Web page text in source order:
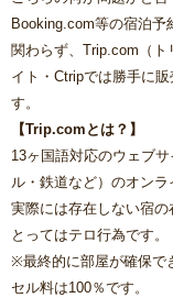
Booking.com等の宿泊予
関わらず、Trip.com（
イト・Ctripでは勝手に
す。
【Trip.comとは？】
13ヶ国語対応のウェブ
ル・鉄道など）のオンラ
実際には存在しない宿
とってはテロ行為です。
※最終的に部屋が確保で
セル料は100％です。